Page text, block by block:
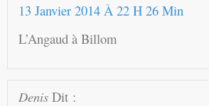
13 Janvier 2014 À 22 H 26 Min
L’Angaud à Billom
Denis Dit :